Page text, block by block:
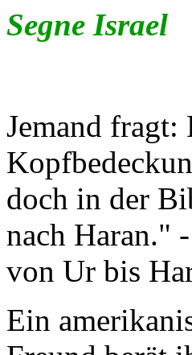
Segne Israel
Jemand fragt:
doch in der
nach Haran."
von Ur bis
Ein